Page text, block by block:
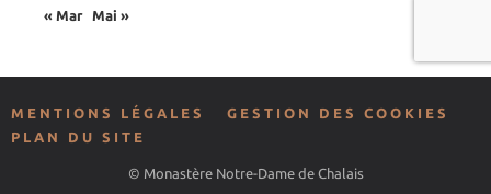
« Mar Mai »
MENTIONS LÉGALES
GESTION DES COOKIES
PLAN DU SITE
© Monastère Notre-Dame de Chalais